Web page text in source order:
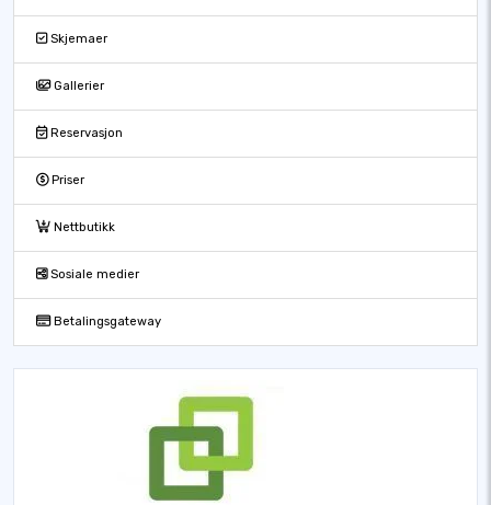
Skjemaer
Gallerier
Reservasjon
Priser
Nettbutikk
Sosiale medier
Betalingsgateway